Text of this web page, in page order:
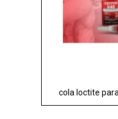
cola loctite